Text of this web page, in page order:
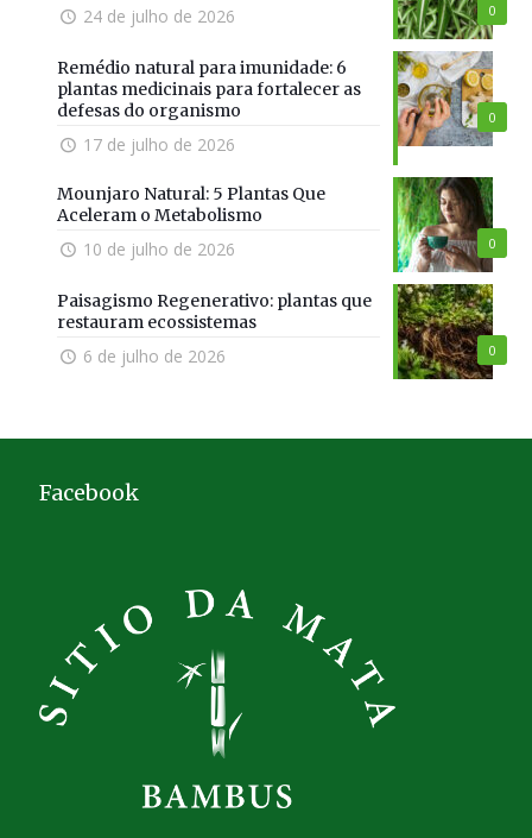
0
24 de julho de 2026
0
Remédio natural para imunidade: 6
plantas medicinais para fortalecer as
defesas do organismo
17 de julho de 2026
0
Mounjaro Natural: 5 Plantas Que
Aceleram o Metabolismo
10 de julho de 2026
0
Paisagismo Regenerativo: plantas que
restauram ecossistemas
6 de julho de 2026
Facebook